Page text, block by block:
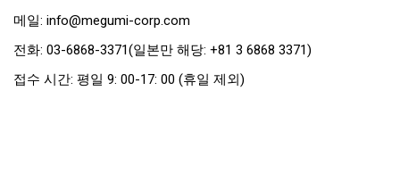
메일: info@megumi-corp.com
전화: 03-6868-3371(일본만 해당: +81 3 6868 3371)
접수 시간: 평일 9: 00-17: 00 (휴일 제외)